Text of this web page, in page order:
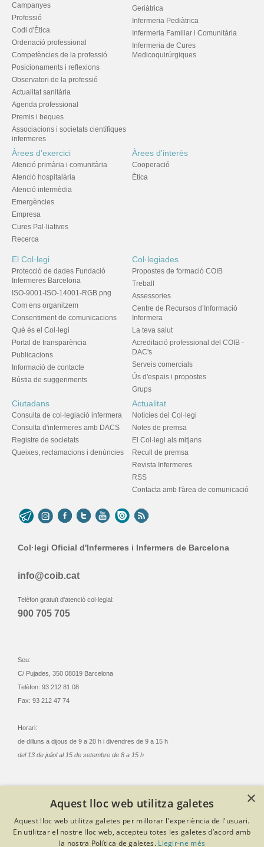
Campanyes
Professió
Codi d'Ètica
Ordenació professional
Competències de la professió
Posicionaments i reflexions
Observatori de la professió
Actualitat sanitària
Agenda professional
Premis i beques
Associacions i societats científiques
infermeres
Geriàtrica
Infermeria Pediàtrica
Infermeria Familiar i Comunitària
Infermeria de Cures
Medicoquirúrgiques
Àrees d'exercici
Atenció primària i comunitària
Atenció hospitalària
Atenció intermèdia
Emergències
Empresa
Cures Pal·liatives
Recerca
Àrees d'interès
Cooperació
Ètica
El Col·legi
Protecció de dades Fundació
Infermeres Barcelona
ISO-9001-ISO-14001-RGB.png
Com ens organitzem
Consentiment de comunicacions
Què és el Col·legi
Portal de transparència
Publicacions
Informació de contacte
Bústia de suggeriments
Col·legiades
Propostes de formació COIB
Treball
Assessories
Centre de Recursos d’Informació
Infermera
La teva salut
Acreditació professional del COIB -
DAC's
Serveis comercials
Ús d'espais i propostes
Grups
Ciutadans
Consulta de col·legiació infermera
Consulta d'infermeres amb DACS
Registre de societats
Queixes, reclamacions i denúncies
Actualitat
Notícies del Col·legi
Notes de premsa
El Col·legi als mitjans
Recull de premsa
Revista Infermeres
RSS
Contacta amb l'àrea de comunicació
Col·legi Oficial d'Infermeres i Infermers de Barcelona
info@coib.cat
Telèfon gratuït d'atenció col·legial:
900 705 705
Seu:
C/ Pujades, 350 08019 Barcelona
Telèfon: 93 212 81 08
Fax: 93 212 47 74
Horari:
de dilluns a dijous de 9 a 20 h i divendres de 9 a 15 h
del 13 de juliol al 15 de setembre de 8 a 15 h
© Col·legi Oficial Infermeres i Infermers de Barcelona
Criteris de privacitat
Política de cookies
Avís legal
Política de protecció de dades
Política de qualitat
×
Aquest lloc web utilitza galetes
Aquest lloc web utilitza galetes per millorar l'experiència de l'usuari.
En utilitzar el nostre lloc web, accepteu totes les galetes d’acord amb
la nostra Política de galetes. Llegir-ne més